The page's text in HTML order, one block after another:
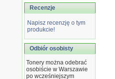
Recenzje
Napisz recenzję o tym
produkcie!
Odbiór osobisty
Tonery można odebrać
osobiście w Warszawie
po wcześniejszym